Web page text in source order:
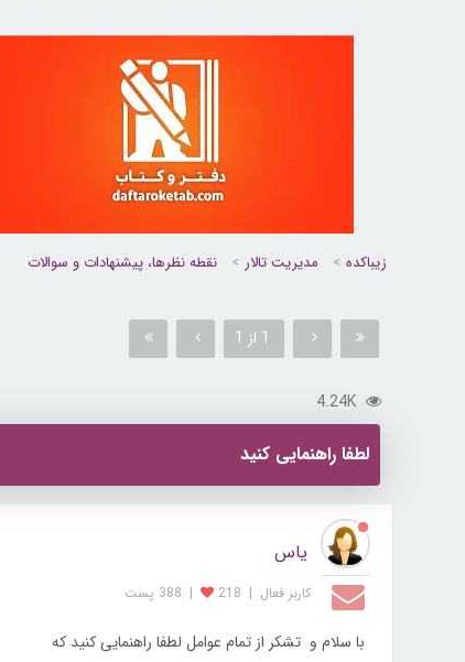
زیباکده مدیریت تالار نقطه نظرها، پيشنهادات و سوالات
1 از 1
4.24K
لطفا راهنمایی کنید
یاس
کاربر فعال |
218
| 388 پست
با سلام و تشکر از تمام عوامل لطفا راهنمایی کنید که